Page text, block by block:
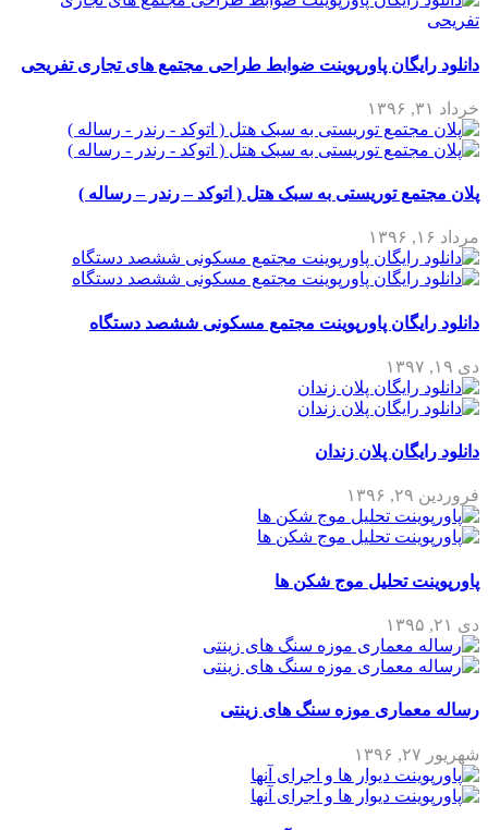
دانلود رایگان پاورپوینت ضوابط طراحی مجتمع های تجاری تفریحی
خرداد ۳۱, ۱۳۹۶
پلان مجتمع توریستی به سبک هتل ( اتوکد – رندر – رساله )
مرداد ۱۶, ۱۳۹۶
دانلود رایگان پاورپوینت مجتمع مسکونی ششصد دستگاه
دی ۱۹, ۱۳۹۷
دانلود رایگان پلان زندان
فروردین ۲۹, ۱۳۹۶
پاورپوینت تحلیل موج شکن ها
دی ۲۱, ۱۳۹۵
رساله معماری موزه سنگ های زینتی
شهریور ۲۷, ۱۳۹۶